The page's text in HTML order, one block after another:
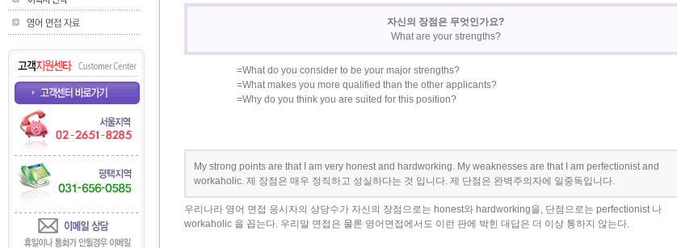
자신의 장점은 무엇인가요?
What are your strengths?
=What do you consider to be your major strengths?
=What makes you more qualified than the other applicants?
=Why do you think you are suited for this position?
My strong points are that I am very honest and hardworking. My weaknesses are that I am perfectionist and
workaholic. 제 장점은 매우 정직하고 성실하다는 것 입니다. 제 단점은 완벽주의자에 일중독입니다.
우리나라 영어 면접 응시자의 상당수가 자신의 장점으로는 honest와 hardworking을, 단점으로는 perfectionist 나
workaholic 을 꼽는다. 우리말 면접은 물론 영어면접에서도 이런 판에 박힌 대답은 더 이상 통하지 않는다.